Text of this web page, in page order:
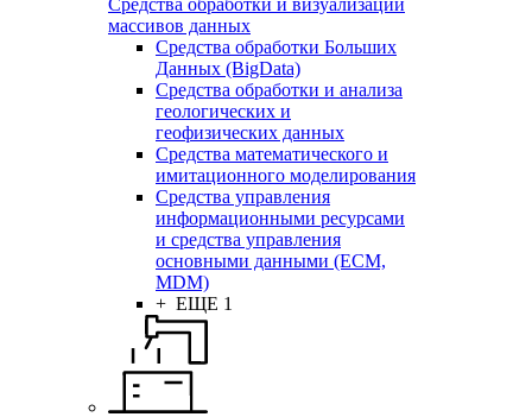
Средства обработки и визуализации
массивов данных
Средства обработки Больших
Данных (BigData)
Средства обработки и анализа
геологических и
геофизических данных
Средства математического и
имитационного моделирования
Средства управления
информационными ресурсами
и средства управления
основными данными (ECM,
MDM)
+ ЕЩЕ 1